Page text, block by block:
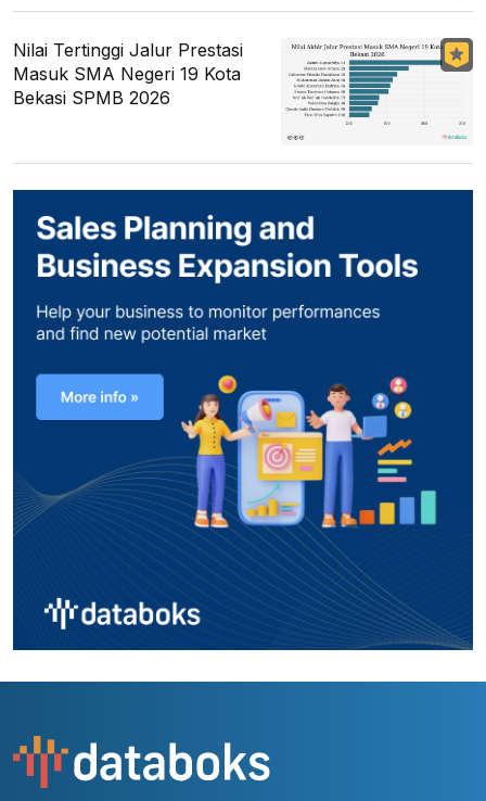
Nilai Tertinggi Jalur Prestasi
Masuk SMA Negeri 19 Kota
Bekasi SPMB 2026